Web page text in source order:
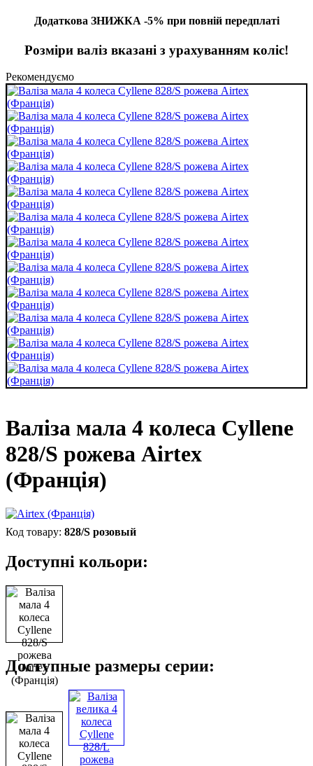
Додаткова ЗНИЖКА -5% при повній передплаті
Розміри валіз вказані з урахуванням коліс!
Рекомендуємо
Валіза мала 4 колеса Cyllene
828/S рожева Airtex
(Франція)
828/S розовый
Доступні кольори:
Доступные размеры серии: